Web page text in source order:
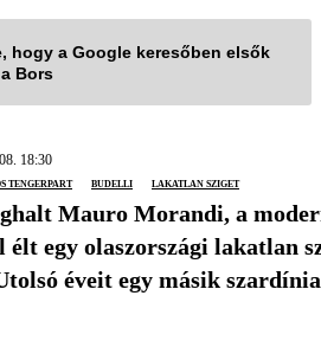
hogy a Google keresőben elsők
Bors
18:30
tengerpart Budelli lakatlan sziget
Mauro Morandi, a
élt egy olaszországi lakatlan
éveit egy másik